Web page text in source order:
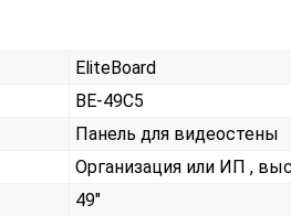
EliteBoard
BE-49C5
Панель для видеостены
Организация или ИП ,
49"